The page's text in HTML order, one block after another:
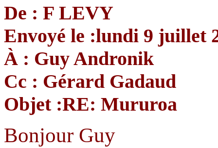
De : F LEVY
Envoyé le :lundi 9 juillet
À : Guy Andronik
Cc : Gérard Gadaud
Objet :RE: Mururoa
Bonjour Guy